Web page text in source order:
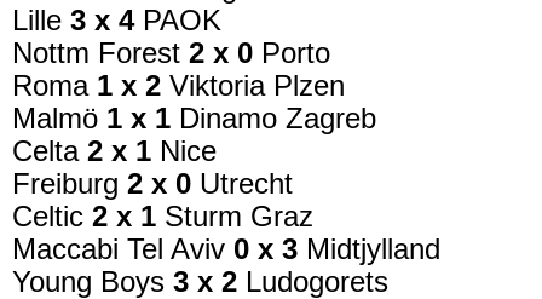
Lille 3 x 4PAOK
Nottm Forest 2 x 0 Porto
Roma 1 x 2 Viktoria Plzen
Malmö 1 x 1 Dinamo Zagreb
Celta 2 x 1 Nice
Freiburg 2 x 0 Utrecht
Celtic 2 x 1 Sturm Graz
Maccabi Tel Aviv 0 x 3 Midtjylland
Young Boys 3 x 2 Ludogorets